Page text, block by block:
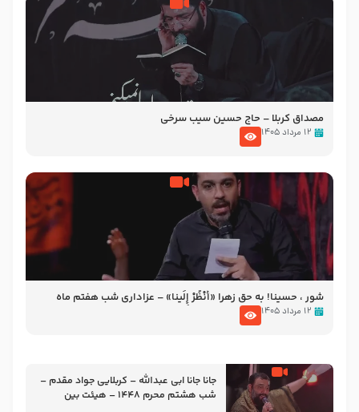
مصداق کربلا – حاج حسین سیب سرخی
۱۲ مرداد ۱۴۰۵
شور ، حسینا! به‌ حق زهرا «أُنْظُرْ إِلَینا» – عزاداری شب هفتم ماه
محرّم 1405
۱۲ مرداد ۱۴۰۵
جانا جانا ابی عبدالله – کربلایی جواد مقدم –
شب هشتم محرم 1448 – هیئت بین